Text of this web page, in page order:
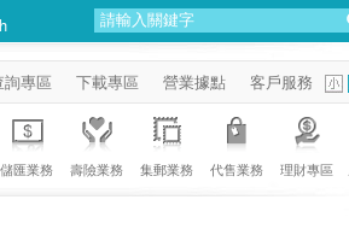
詢專區 下載專區 營業據點 客戶服務
儲匯業務 壽險業務 集郵業務 代售業務 理財專區